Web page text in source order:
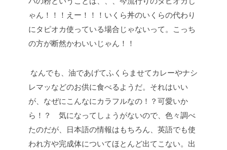
ゃん！！！えー！！！いくら丼のいくらの代わり
にタピオカ使っている場合じゃないって。こっち
の方が断然かわいいじゃん！！
なんでも、油であげてふくらませてカレーやナシ
レマッなどのお供に食べるようだ。それはいい
が、なぜにこんなにカラフルなの！？可愛いか
ら！？ 気になってしょうがないので、色々調べ
たのだが、日本語の情報はもちろん、英語でも使
われ方や完成体についてほとんど出てこない。出